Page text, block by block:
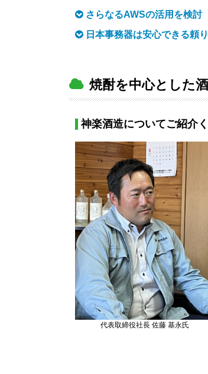
さらなるAWSの活用を検討
日本事務器は安心できる頼
焼酎を中心とした
神楽酒造についてご紹介く
代表取締役社長 佐藤 基永氏